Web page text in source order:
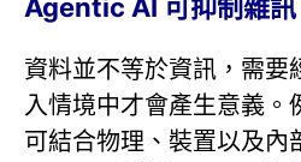
Agentic AI 可抑制雜訊
資料並不等於資訊，需要
入情境中才會產生意義。
可結合物理、裝置以及內